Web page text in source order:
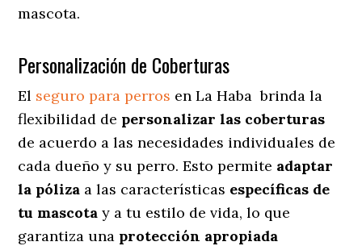
mascota.
Personalización de Coberturas
El seguro para perros en La Haba brinda la
flexibilidad de personalizar las coberturas
de acuerdo a las necesidades individuales de
cada dueño y su perro. Esto permite adaptar
la póliza a las características específicas de
tu mascota y a tu estilo de vida, lo que
garantiza una protección apropiada